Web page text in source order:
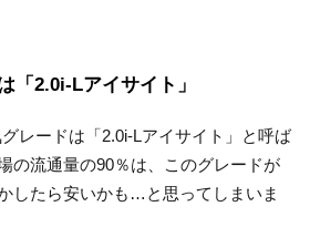
2.0i-Lアイサイト」
レードは「2.0i-Lアイサイト」と呼ば
の流通量の90％は、このグレードが
したら安いかも…と思ってしまいま